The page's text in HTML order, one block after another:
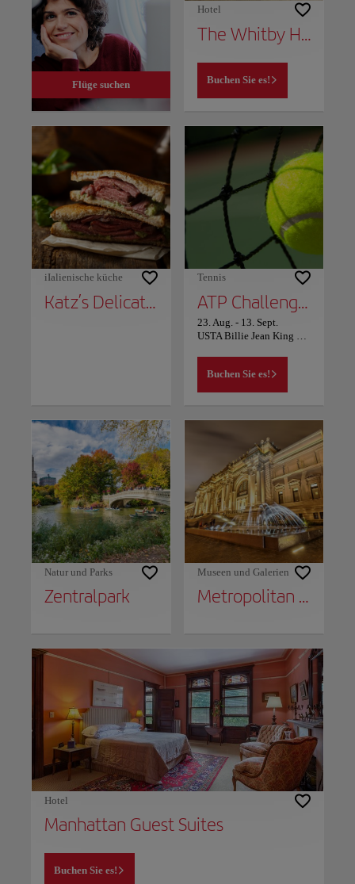
Flüge suchen
Hotel
The Whitby Hotel
Buchen Sie es!
iIalienische küche
Katz’s Delicatessen
Tennis
ATP Challenger New York
23. Aug. - 13. Sept.
Buchen Sie es!
Natur und Parks
Zentralpark
Museen und Galerien
Metropolitan Museum of Art
Hotel
Manhattan Guest Suites
Buchen Sie es!